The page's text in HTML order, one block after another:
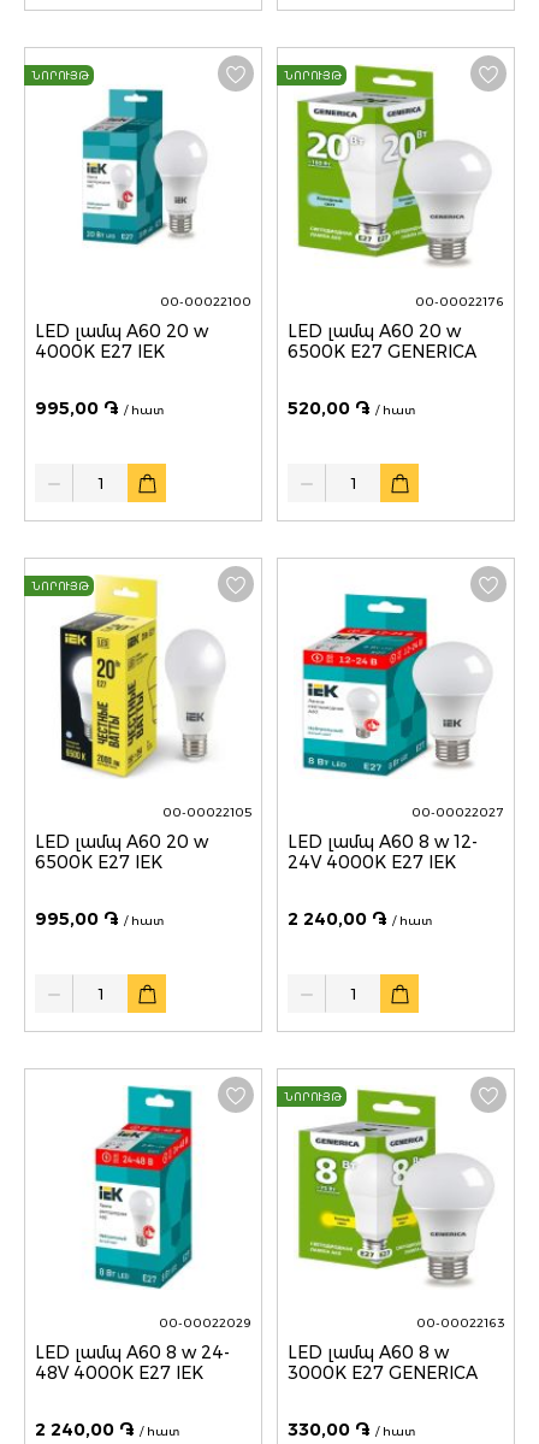
ՆՈՐՈՒՅԹ
00-00022100
LED լամպ A60 20 w
4000K E27 IEK
995,00 ֏ / հատ
Quantity
ՆՈՐՈՒՅԹ
00-00022176
LED լամպ A60 20 w
6500K E27 GENERICA
520,00 ֏ / հատ
Quantity
ՆՈՐՈՒՅԹ
00-00022105
LED լամպ A60 20 w
6500K E27 IEK
995,00 ֏ / հատ
Quantity
00-00022027
LED լամպ A60 8 w 12-
24V 4000K E27 IEK
2 240,00 ֏ / հատ
Quantity
00-00022029
LED լամպ A60 8 w 24-
48V 4000K E27 IEK
2 240,00 ֏ / հատ
ՆՈՐՈՒՅԹ
00-00022163
LED լամպ A60 8 w
3000K E27 GENERICA
330,00 ֏ / հատ